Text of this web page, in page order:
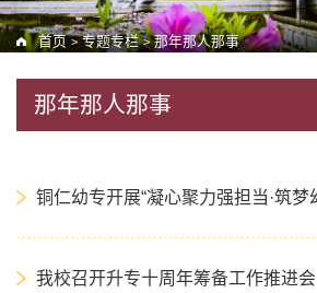
首页 > 专题专栏 > 那年那人那事
那年那人那事
我校召开升专十周年筹备工作推进会